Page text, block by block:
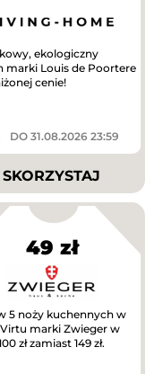
ekologiczny
marki Louis de Poortere
cenie!
DO 31.08.2026 23:59
SKORZYSTAJ
49 zł
5 noży kuchennych w
marki Zwieger w
zł zamiast 149 zł.